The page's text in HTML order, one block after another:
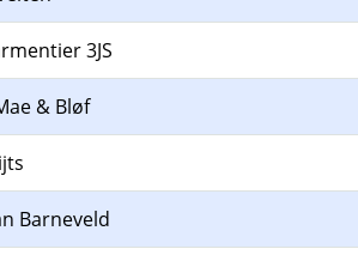
3JS
& Bløf
Barneveld